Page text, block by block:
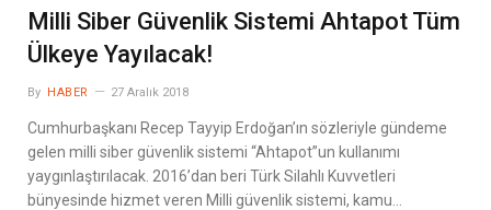
Milli Siber Güvenlik Sistemi Ahtapot Tüm
Ülkeye Yayılacak!
By HABER 27 Aralık 2018
Cumhurbaşkanı Recep Tayyip Erdoğan’ın sözleriyle gündeme
gelen milli siber güvenlik sistemi “Ahtapot”un kullanımı
yaygınlaştırılacak. 2016’dan beri Türk Silahlı Kuvvetleri
bünyesinde hizmet veren Milli güvenlik sistemi, kamu…